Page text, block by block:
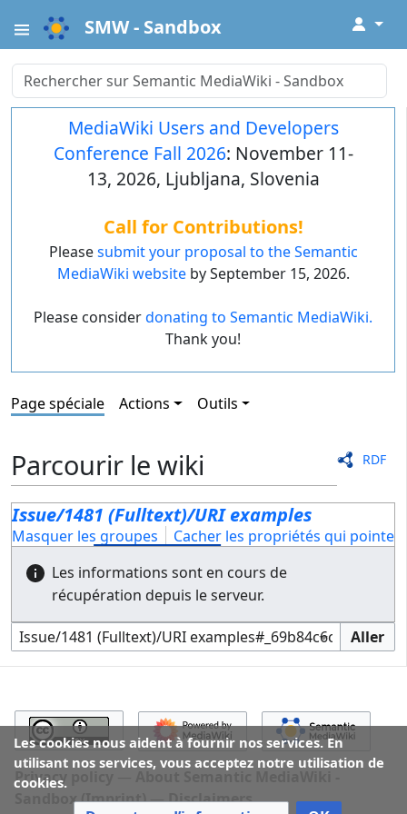
SMW - Sandbox ↓
MediaWiki Users and Developers
Conference Fall 2026: November 11-
13, 2026, Ljubljana, Slovenia
Call for Contributions!
Pleasesubmit your proposal to the Semantic
MediaWiki websiteby September 15, 2026.
Please considerdonating to Semantic MediaWiki.
Thank you!
Page spéciale Actions Outils
RDF
Parcourir le wiki
Issue/1481 (Fulltext)/URI examples
Masquer les groupes
Cacher les propriétés qui
Les informations sont en cours de
récupération depuis le serveur.
Les cookies nous aident à fournir nos services. En
utilisant nos services, vous acceptez notre utilisation de
cookies.
Privacy policy
About Semantic MediaWiki -
Sandbox (Imprint)
Disclaimers